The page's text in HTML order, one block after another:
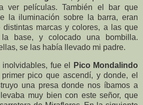
ver películas. También el bar que
la iluminación sobre la barra, eran
distintas marcas y colores, a las que
base, y colocado una bombilla.
se las había llevado mi padre.
fue el
Pico Mondalindo
pico que ascendí, y donde, el
una presa donde nos íbamos a
muy bien con este señor, que